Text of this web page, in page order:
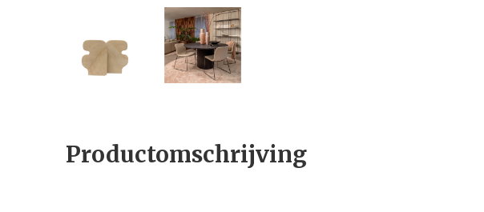
Productomschrijving